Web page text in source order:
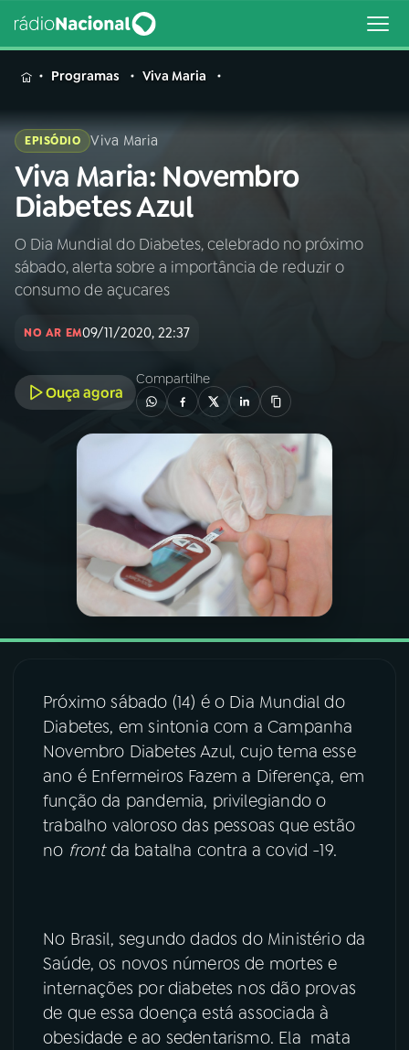
MENU
Buscar
na
Rádio
Nacional
Buscar
AO VIVO
01INÍCIO
02A RÁDIO
PROGRAMAÇÃO
PROGRAMAS
PODCASTS
VIDEOCASTS
07 ÚLTIMAS
08FESTIVAL DE MÚSICA
ACOMPANHE A RÁDIO NACIONAL
YouTube Facebook
TikTok
Programas Viva Maria
EPISÓDIO Viva Maria
Viva Maria: Novembro
Diabetes Azul
O Dia Mundial do Diabetes, celebrado no próximo
sábado, alerta sobre a importância de reduzir o
consumo de açucares
NO AR EM09/11/2020, 22:37
Ouça agora
Compartilhe
Próximo sábado (14) é o Dia Mundial do
Diabetes, em sintonia com a Campanha
Novembro Diabetes Azul, cujo tema esse
ano é Enfermeiros Fazem a Diferença, em
função da pandemia, privilegiando o
trabalho valoroso das pessoas que estão
no frontda batalha contra a covid -19.
No Brasil, segundo dados do Ministério da
Saúde, os novos números de mortes e
internações por diabetes nos dão provas
de que essa doença está associada à
obesidade e ao sedentarismo. Ela mata